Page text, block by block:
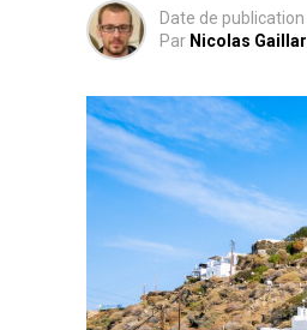
Date de publication
Par Nicolas